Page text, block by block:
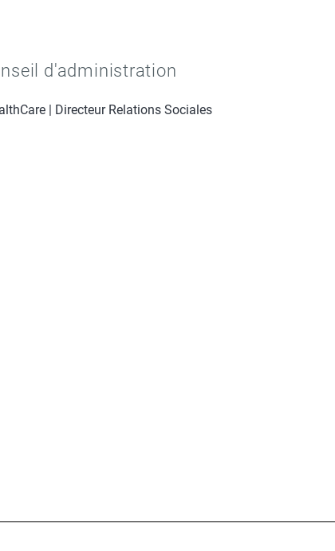
d'administration
| Directeur Relations Sociales